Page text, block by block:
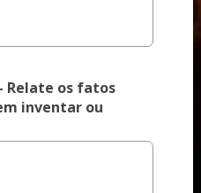
Relate os fatos
inventar ou